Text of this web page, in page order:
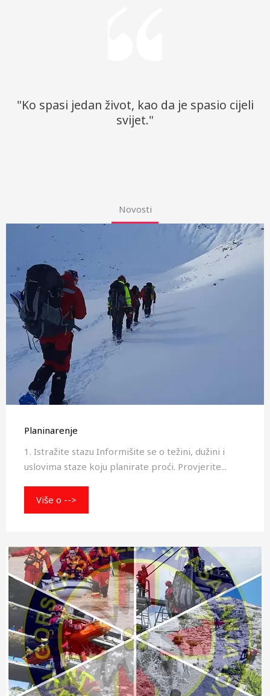
"Ko spasi jedan život, kao da je spasio cijeli
svijet."
Novosti
Planinarenje
1. Istražite stazu Informišite se o težini, dužini i
uslovima staze koju planirate proći. Provjerite...
Više o -->